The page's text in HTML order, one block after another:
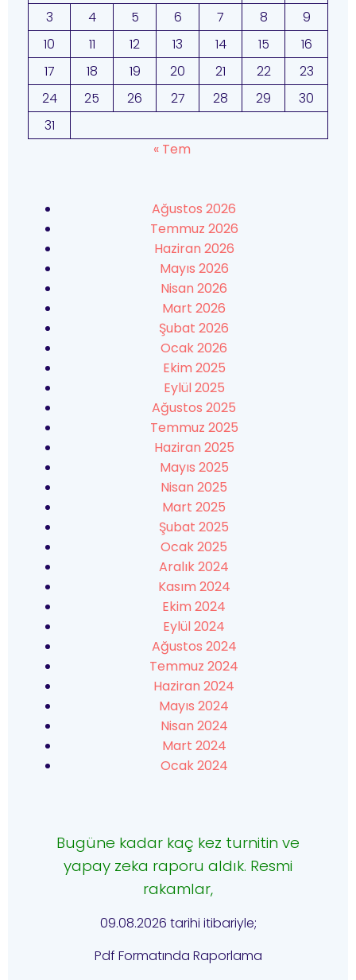
3
4 5 6 7 8
9
10
11 12 13 14 15
16
17
18 19 20 21 22
23
24
25 26 27 28 29
30
31
« Tem
Ağustos 2026
Temmuz 2026
Haziran 2026
Mayıs 2026
Nisan 2026
Mart 2026
Şubat 2026
Ocak 2026
Ekim 2025
Eylül 2025
Ağustos 2025
Temmuz 2025
Haziran 2025
Mayıs 2025
Nisan 2025
Mart 2025
Şubat 2025
Ocak 2025
Aralık 2024
Kasım 2024
Ekim 2024
Eylül 2024
Ağustos 2024
Temmuz 2024
Haziran 2024
Mayıs 2024
Nisan 2024
Mart 2024
Ocak 2024
Bugüne kadar kaç kez turnitin ve
yapay zeka raporu aldık. Resmi
rakamlar,
09.08.2026 tarihi itibariyle;
Pdf Formatında Raporlama